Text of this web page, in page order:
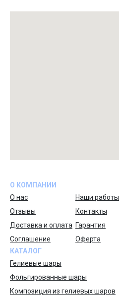
О КОМПАНИИ
О нас
Наши работы
Отзывы
Контакты
Доставка и оплата Гарантия
Соглашение
Оферта
КАТАЛОГ
Гелиевые шары
Фольгированные шары
Композиция из гелиевых шаров